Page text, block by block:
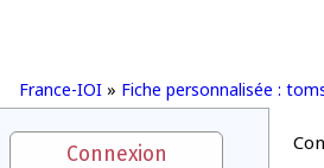
France-IOI » Fiche personnalisée :
Connexion